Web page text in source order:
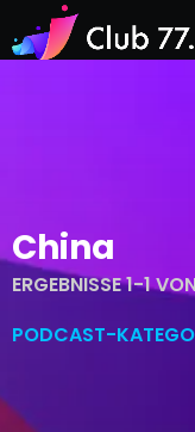
China
ERGEBNISSE 1-1
PODCAST-